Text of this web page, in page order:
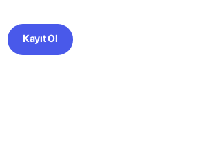
Kayıt Ol